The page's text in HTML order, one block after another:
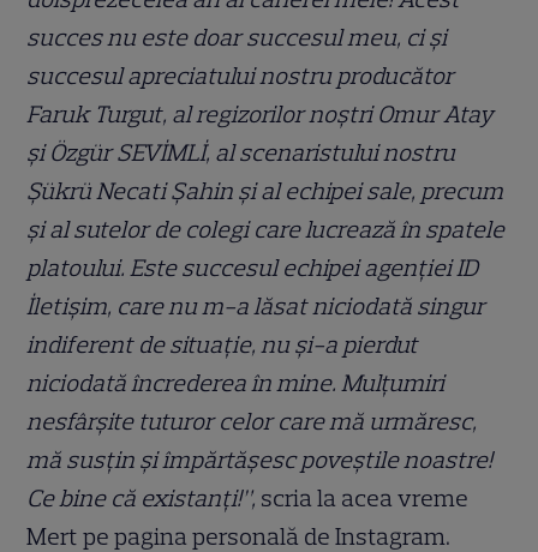
succes nu este doar succesul meu, ci și
succesul apreciatului nostru producător
Faruk Turgut, al regizorilor noștri Omur Atay
și Özgür SEVİMLİ, al scenaristului nostru
Şükrü Necati Şahin și al echipei sale, precum
și al sutelor de colegi care lucrează în spatele
platoului. Este succesul echipei agenției ID
İletişim, care nu m-a lăsat niciodată singur
indiferent de situație, nu și-a pierdut
niciodată încrederea în mine. Mulțumiri
nesfârșite tuturor celor care mă urmăresc,
mă susțin și împărtășesc poveștile noastre!
Ce bine că existanți!”, scria la acea vreme
Mert pe pagina personală de Instagram.